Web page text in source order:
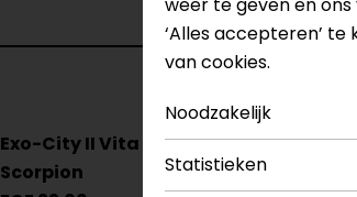
Exo-City II Vita Jethelm
Scorpion
‘Alles accepteren’ te
van cookies.
Noodzakelijk
Statistieken